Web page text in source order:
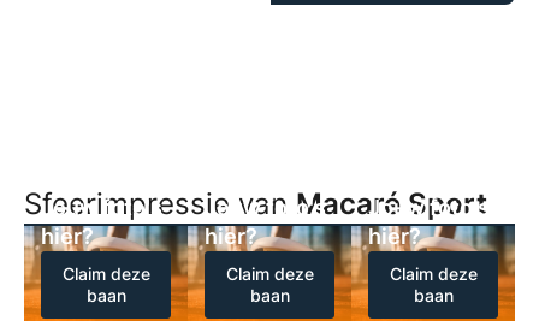
Sfeerimpressie van Macaré Sport
Jouw foto's
hier?
Claim deze
baan
Jouw foto's
hier?
Claim deze
baan
Jouw foto's
hier?
Claim deze
baan